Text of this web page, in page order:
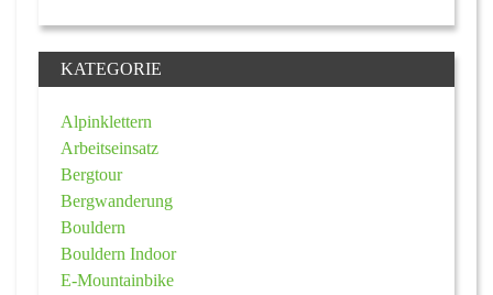
KATEGORIE
Alpinklettern
Arbeitseinsatz
Bergtour
Bergwanderung
Bouldern
Bouldern Indoor
E-Mountainbike